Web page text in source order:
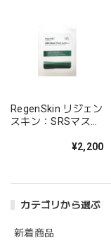
カテゴリから選ぶ
新着商品
RegenSkin リジェン
スキン：SRSマスク
ィットプラス）¥2,200